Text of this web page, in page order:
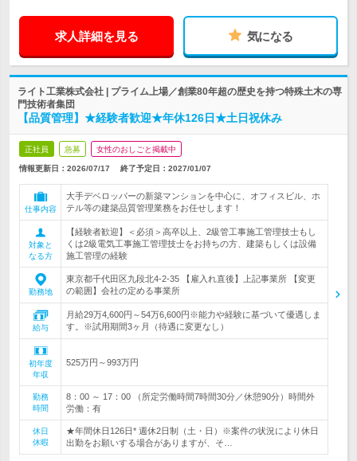
求人詳細を見る 気になる
ライト工業株式会社 | プライム上場／創業80年超の歴史を持つ特殊土木の専
門技術者集団
【品質管理】★経験者歓迎★年休126日★土日祝休み
正社員 急募 女性のおしごと掲載中
情報更新日：2026/07/17 終了予定日： 2027/01/07
仕事内容
大手デベロッパーの新築マンションを中心に、オフィスビル、ホ
テル等の建築品質管理業務をお任せします！
対象と
なる方
【経験者歓迎】＜必須＞高卒以上、2級管工事施工管理技士もし
くは2級電気工事施工管理技士をお持ちの方、建築もしくは設備
施工管理の経験
勤務地
東京都千代田区九段北4-2-35 【雇入れ直後】上記事業所 【変更
の範囲】会社の定める事業所
給与
月給29万4,600円～54万6,600円※能力や経験に基づいて優遇しま
す。※試用期間3ヶ月（待遇に変更なし）
初年度
年収
525万円～993万円
勤務
時間
8：00 ～ 17：00 （所定労働時間7時間30分／休憩90分）時間外
労働：有
休日
休暇
★年間休日126日* 週休2日制（土・日）※案件の状況により休日
出勤をお願いする場合がありますが、そ…